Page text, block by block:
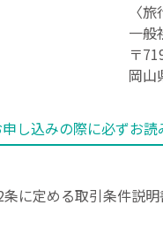
〈
一般
〒
岡山
し込みの際に必ずお読
に定める取引条件説